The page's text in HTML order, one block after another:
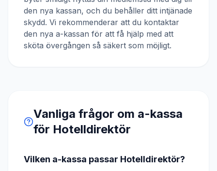
den nya kassan, och du behåller ditt intjänade
skydd. Vi rekommenderar att du kontaktar
den nya a-kassan för att få hjälp med att
sköta övergången så säkert som möjligt.
Vanliga frågor om a-kassa
för Hotelldirektör
Vilken a-kassa passar Hotelldirektör?